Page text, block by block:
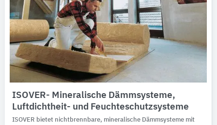
ISOVER- Mineralische Dämmsysteme,
Luftdichtheit- und Feuchteschutzsysteme
ISOVER bietet nichtbrennbare, mineralische Dämmsysteme mit